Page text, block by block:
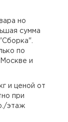
но
сумма
по
и
и ценой от
при
этаж